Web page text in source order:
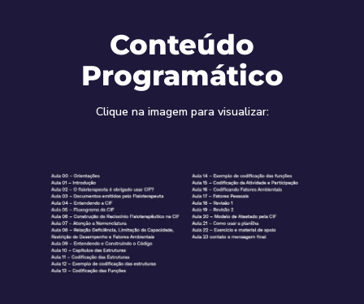
Conteúdo
Programático
Clique na imagem para visualizar: